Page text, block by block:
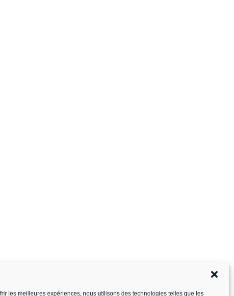
les meilleures expériences, nous utilisons des technologies telles que les